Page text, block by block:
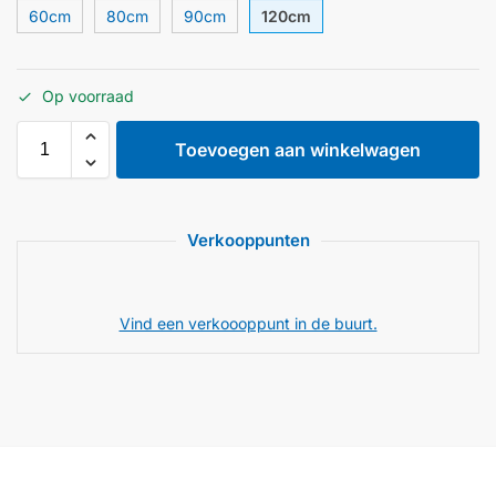
60cm 80cm 90cm 120cm
Op voorraad
Toevoegen aan winkelwagen
Verkooppunten
Vind een verkoooppunt in de buurt.